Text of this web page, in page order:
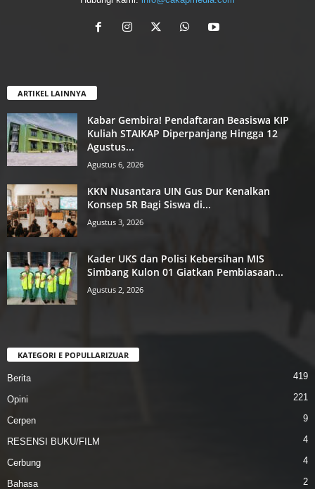
ARTIKEL LAINNYA
Kabar Gembira! Pendaftaran Beasiswa KIP
Kuliah STAIKAP Diperpanjang Hingga 12
Agustus...
Agustus 6, 2026
KKN Nusantara UIN Gus Dur Kenalkan
Konsep 5R Bagi Siswa di...
Agustus 3, 2026
Kader UKS dan Polisi Kebersihan MIS
Simbang Kulon 01 Giatkan Pembiasaan...
Agustus 2, 2026
KATEGORI E POPULLARIZUAR
Berita 419
Opini 221
Cerpen 9
RESENSI BUKU/FILM 4
Cerbung 4
Bahasa 2